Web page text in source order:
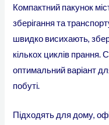
Компактний пакунок
зберігання та
швидко висихають,
кількох циклів
оптимальний варіант
побуті.
Підходять для дому,